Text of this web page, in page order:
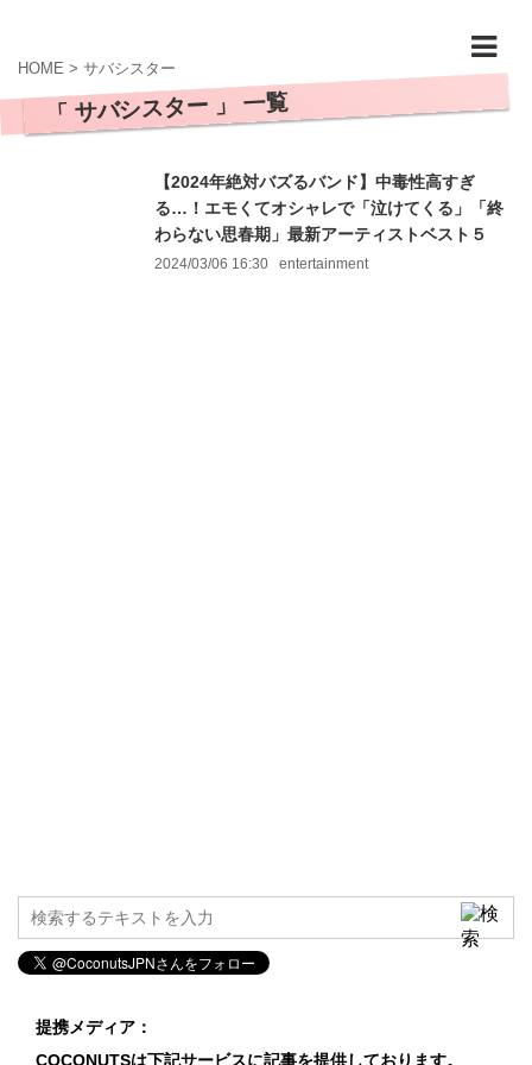
HOME > サバシスター
「 サバシスター 」 一覧
【2024年絶対バズるバンド】中毒性高すぎ
る…！エモくてオシャレで「泣けてくる」「終
わらない思春期」最新アーティストベスト５
2024/03/06 16:30 entertainment
提携メディア：
COCONUTSは下記サービスに記事を提供しております。